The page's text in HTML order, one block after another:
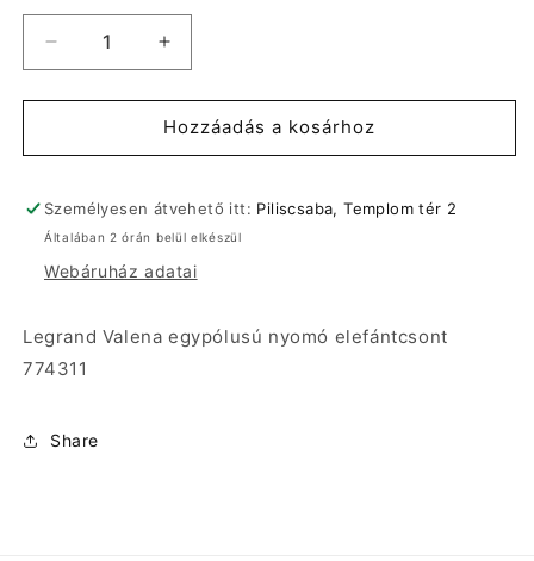
Legrand
Valena
egypólusú
elefántcsont
mennyiségének
csökkentése
Legrand
Valena
egypólusú
nyomó
elefántcsont
mennyiségének
növelése
Hozzáadás a kosárhoz
Személyesen átvehető itt: Piliscsaba, Templom tér 2
Általában 2 órán belül elkészül
Webáruház adatai
Legrand Valena egypólusú nyomó elefántcsont
774311
Share